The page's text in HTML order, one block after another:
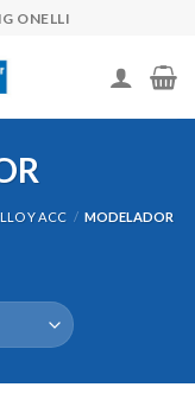
ONELLI
Y ACC / MODELADOR